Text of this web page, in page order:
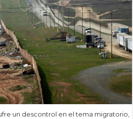
un descontrol en el tema migratorio,